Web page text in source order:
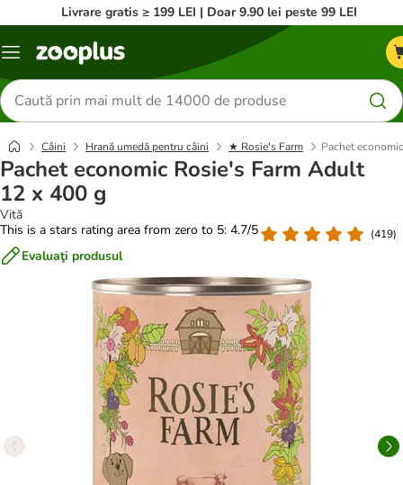
Livrare gratis ≥ 199 LEI | Doar 9.90 lei peste 99 LEI
Categorii
Căutare
produse
Câini Hrană umedă pentru câini ★ Rosie's Farm Pachet
Pachet economic Rosie's Farm Adult
12 x 400 g
Vită
This is a stars rating area from zero to 5: 4.7/5
(419)
Evaluaţi produsul